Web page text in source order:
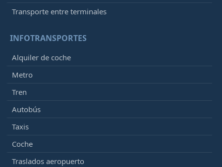
Transporte entre terminales
INFOTRANSPORTES
Alquiler de coche
Metro
Tren
Autobús
Taxis
Coche
Traslados aeropuerto